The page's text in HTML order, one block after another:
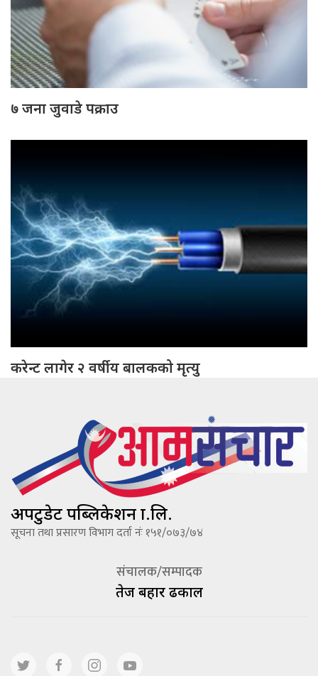
७ जना जुवाडे पक्राउ
करेन्ट लागेर २ वर्षीय बालकको मृत्यु
अपटुडेट पब्लिकेशन प्रा.लि.
सूचना तथा प्रसारण विभाग दर्ता नंः १५१/०७३/७४
संचालक/सम्पादक
तेज बहादूर ढकाल